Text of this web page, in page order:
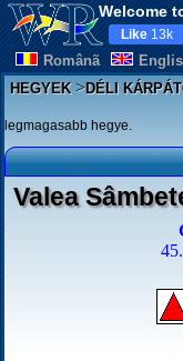
Welcome
Românã
Like 13k
HEGYEK>DÉLI
legmagasabb hegye.
Valea